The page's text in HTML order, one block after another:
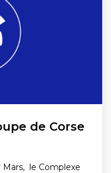
de Corse
Mars, le Complexe